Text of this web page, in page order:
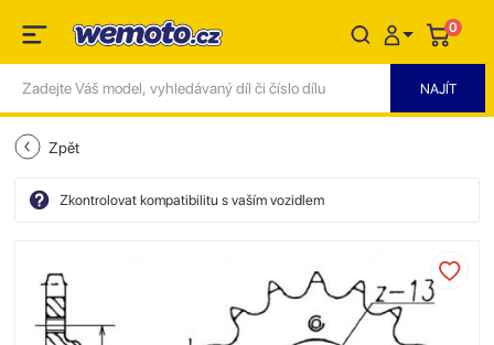
0
Zpět
Zkontrolovat kompatibilitu s vaším vozidlem